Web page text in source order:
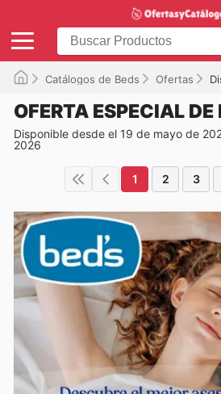
Catálogos de Beds Ofertas
OFERTA ESPECIAL DE
Disponible desde el 19 de mayo de
2026
1 2 3